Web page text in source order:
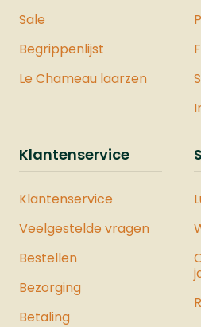
Sale
Begrippenlijst
Le Chameau laarzen
Klantenservice
Klantenservice
Veelgestelde vragen
Bestellen
Bezorging
Betaling